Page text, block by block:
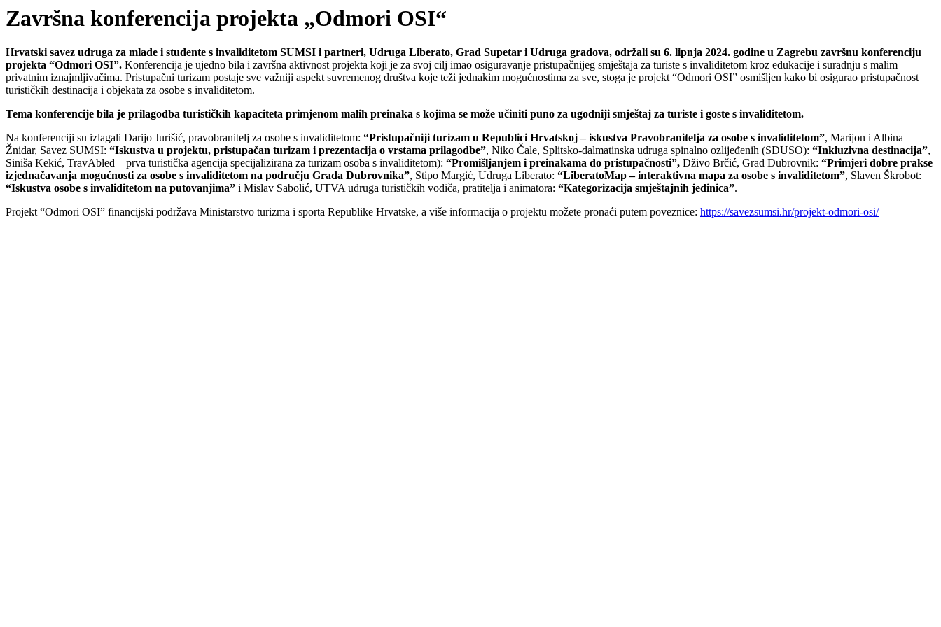
Završna konferencija projekta „Odmori OSI“
Hrvatski savez udruga za mlade i studente s invaliditetom SUMSI i partneri, Udruga Liberato, Grad Supetar i Udruga gradova, održali su 6. lipnja 2024. godine u Zagrebu završnu konferenciju
projekta “Odmori OSI”. Konferencija je ujedno bila i završna aktivnost projekta koji je za svoj cilj imao osiguravanje pristupačnijeg smještaja za turiste s invaliditetom kroz edukacije i suradnju s malim
privatnim iznajmljivačima. Pristupačni turizam postaje sve važniji aspekt suvremenog društva koje teži jednakim mogućnostima za sve, stoga je projekt “Odmori OSI” osmišljen kako bi osigurao pristupačnost
turističkih destinacija i objekata za osobe s invaliditetom.
Tema konferencije bila je prilagodba turističkih kapaciteta primjenom malih preinaka s kojima se može učiniti puno za ugodniji smještaj za turiste i goste s invaliditetom.
Na konferenciji su izlagali Darijo Jurišić, pravobranitelj za osobe s invaliditetom: “Pristupačniji turizam u Republici Hrvatskoj – iskustva Pravobranitelja za osobe s invaliditetom”, Marijon i Albina
Žnidar, Savez SUMSI: “Iskustva u projektu, pristupačan turizam i prezentacija o vrstama prilagodbe”, Niko Čale, Splitsko-dalmatinska udruga spinalno ozlijeđenih (SDUSO): “Inkluzivna destinacija”,
Siniša Kekić, TravAbled – prva turistička agencija specijalizirana za turizam osoba s invaliditetom): “Promišljanjem i preinakama do pristupačnosti”, Dživo Brčić, Grad Dubrovnik: “Primjeri dobre prakse
izjednačavanja mogućnosti za osobe s invaliditetom na području Grada Dubrovnika”, Stipo Margić, Udruga Liberato: “LiberatoMap – interaktivna mapa za osobe s invaliditetom”, Slaven Škrobot:
“Iskustva osobe s invaliditetom na putovanjima” i Mislav Sabolić, UTVA udruga turističkih vodiča, pratitelja i animatora: “Kategorizacija smještajnih jedinica”.
Projekt “Odmori OSI” financijski podržava Ministarstvo turizma i sporta Republike Hrvatske, a više informacija o projektu možete pronaći putem poveznice: https://savezsumsi.hr/projekt-odmori-osi/